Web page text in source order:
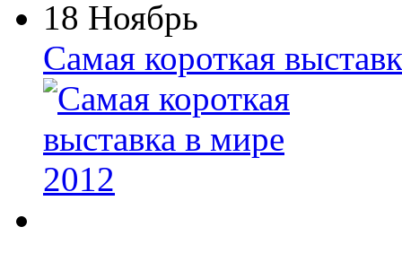
18 Ноябрь
Самая короткая